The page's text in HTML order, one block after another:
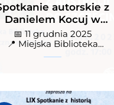
autorskie z
Danielem Kocuj w
Giżycku
📅 11 grudnia 2025
📍 Miejska Biblioteka
Publiczna Giżycko
Spotkanie z historią „Od